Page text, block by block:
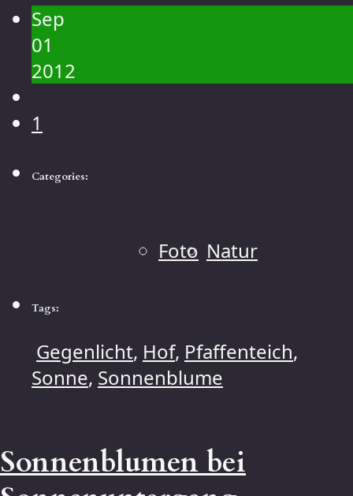
Sep
01
2012
1
Categories:
Foto Natur
Tags:
Gegenlicht, Hof, Pfaffenteich,
Sonne, Sonnenblume
Sonnenblumen bei